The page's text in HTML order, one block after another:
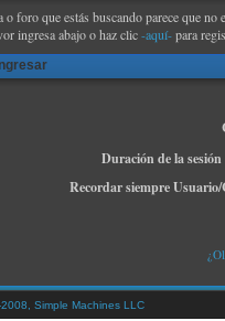
o foro que estás buscando parece que
ingresa abajo o haz clic-aquí-para
Duración de la
Recordar siempre
Simple Machines LLC